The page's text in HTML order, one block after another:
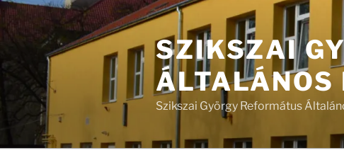
Tartalomhoz
SZIKSZAI
ÁLTALÁNOS
Szikszai György Református